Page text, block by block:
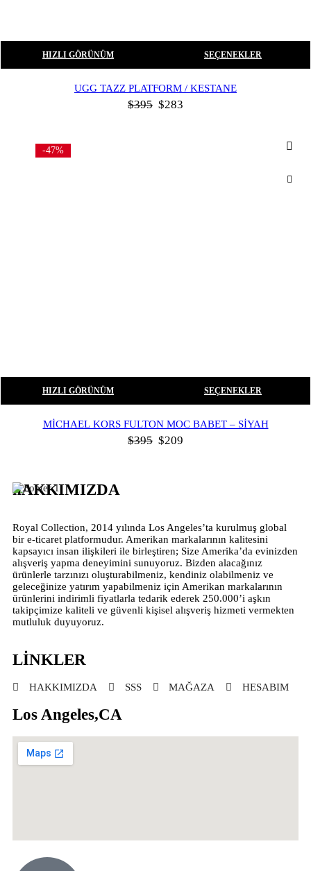
HIZLI GÖRÜNÜM SEÇENEKLER
UGG TAZZ PLATFORM / KESTANE
$395 $283
-47%
HIZLI GÖRÜNÜM SEÇENEKLER
MICHAEL KORS FULTON MOC BABET – SIYAH
$395 $209
hAKKIMIZDA
Royal Collection, 2014 yılında Los Angeles’ta kurulmuş global
bir e-ticaret platformudur. Amerikan markalarının kalitesini
kapsayıcı insan ilişkileri ile birleştiren; Size Amerika’da evinizden
alışveriş yapma deneyimini sunuyoruz. Bizden alacağınız
ürünlerle tarzınızı oluşturabilmeniz, kendiniz olabilmeniz ve
geleceğinize yatırım yapabilmeniz için Amerikan markalarının
ürünlerini indirimli fiyatlarla tedarik ederek 250.000’i aşkın
takipçimize kaliteli ve güvenli kişisel alışveriş hizmeti vermekten
mutluluk duyuyoruz.
LİNKLER
HAKKIMIZDA SSS MAĞAZA HESABIM
Los Angeles,CA